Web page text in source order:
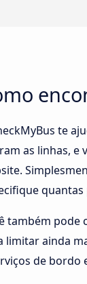
te
as linhas, e
quantas
também pode
limitar ainda
de bordo